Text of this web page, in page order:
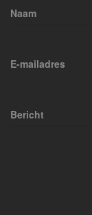
Naam
E-mailadres
Bericht